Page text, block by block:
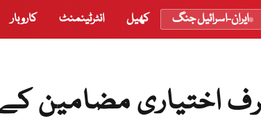
ایران-اسرائیل جنگ کھیل انٹرٹینمنٹ کاروبار
بعد صرف اختیاری مضامین